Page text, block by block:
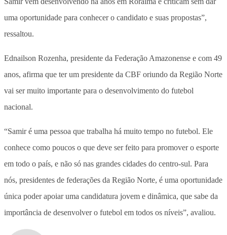
uma oportunidade para conhecer o candidato e suas propostas”,
ressaltou.
Ednailson Rozenha, presidente da Federação Amazonense e com 49
anos, afirma que ter um presidente da CBF oriundo da Região Norte
vai ser muito importante para o desenvolvimento do futebol
nacional.
“Samir é uma pessoa que trabalha há muito tempo no futebol. Ele
conhece como poucos o que deve ser feito para promover o esporte
em todo o país, e não só nas grandes cidades do centro-sul. Para
nós, presidentes de federações da Região Norte, é uma oportunidade
única poder apoiar uma candidatura jovem e dinâmica, que sabe da
importância de desenvolver o futebol em todos os níveis”, avaliou.